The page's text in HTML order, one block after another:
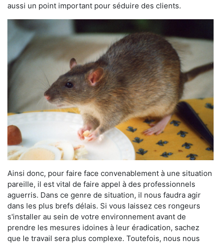
aussi un point important pour séduire des clients.
Ainsi donc, pour faire face convenablement à une situation
pareille, il est vital de faire appel à des professionnels
aguerris. Dans ce genre de situation, il nous faudra agir
dans les plus brefs délais. Si vous laissez ces rongeurs
s'installer au sein de votre environnement avant de
prendre les mesures idoines à leur éradication, sachez
que le travail sera plus complexe. Toutefois, nous nous